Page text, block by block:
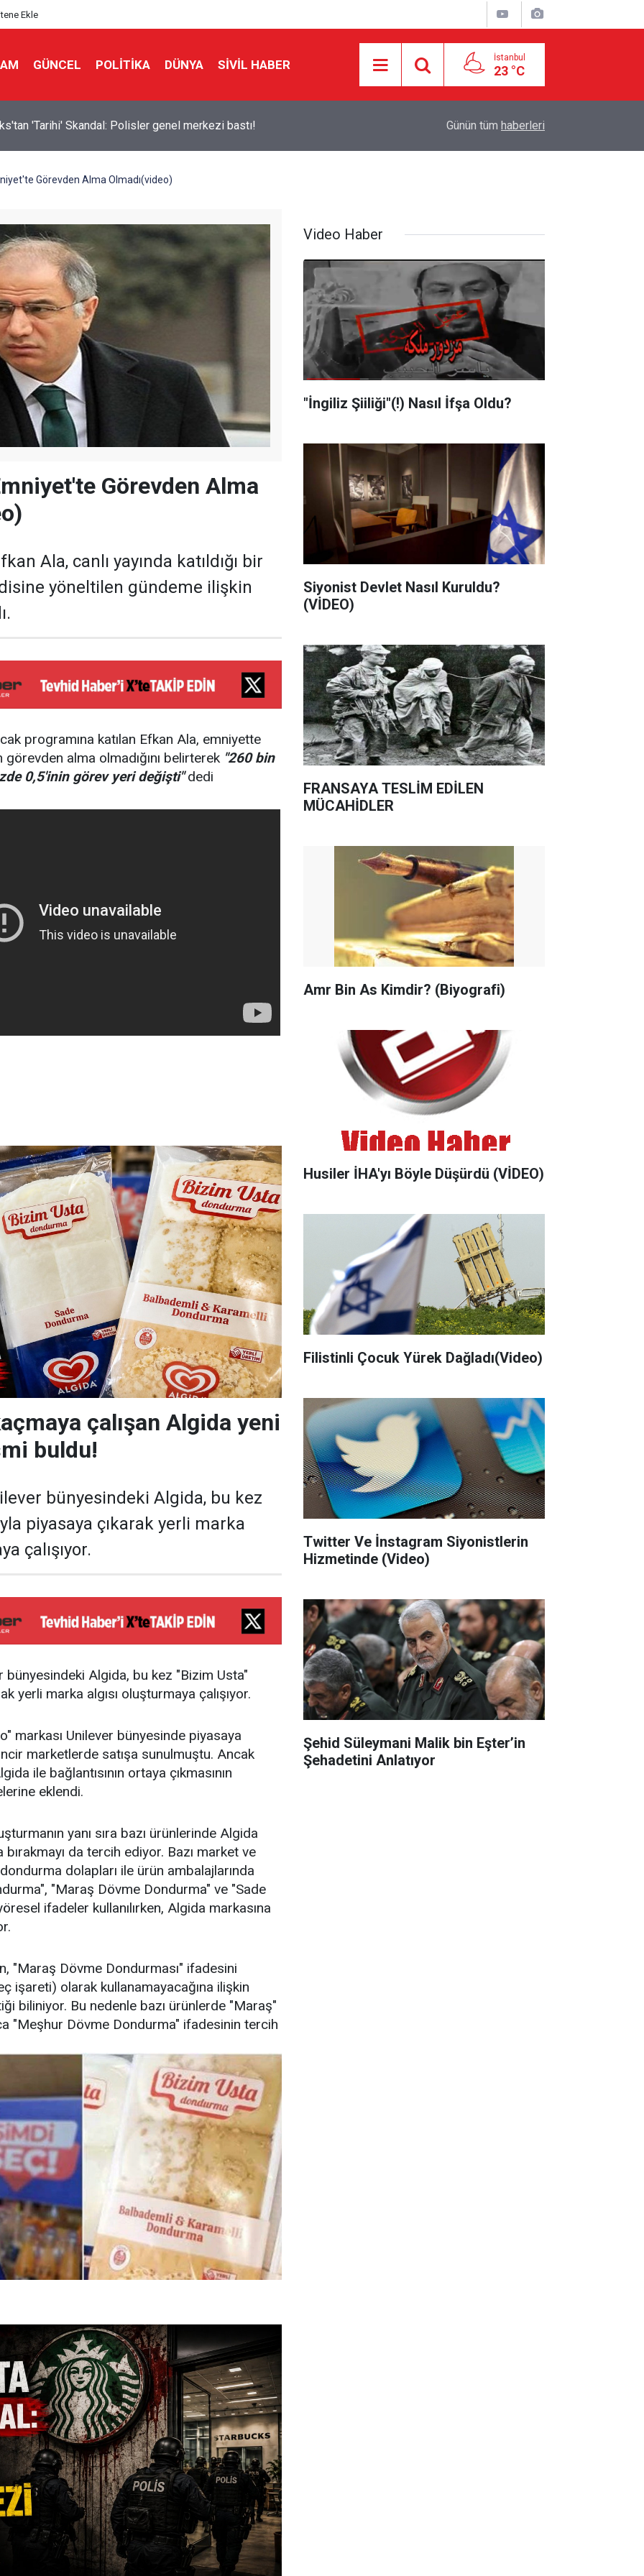
Ekle
GÜNCEL POLITIKA DÜNYA SIVIL HABER İstanbul
23 °C
'Tarihi' Skandal: Polisler genel merkezi bastı! İşgalci Yerleşimciler Filistinlilerin Evlerini Ateşe
Günün tüm haberleri
Görevden Alma Olmadı(video)
Görevden Alma
Ala, canlı yayında katıldığı bir
yöneltilen gündeme ilişkin
programına katılan Efkan Ala, emniyette
alma olmadığını belirterek "260 bin
0,5'inin görev yeri değişti"dedi
çalışan Algida yeni
buldu!
bünyesindeki Algida, bu kez
piyasaya çıkarak yerli marka
çalışıyor.
bünyesindeki Algida, bu kez "Bizim Usta"
yerli marka algısı oluşturmaya çalışıyor.
markası Unilever bünyesinde piyasaya
marketlerde satışa sunulmuştu. Ancak
ile bağlantısının ortaya çıkmasının
eklendi.
yanı sıra bazı ürünlerinde Algida
da tercih ediyor. Bazı market ve
dolapları ile ürün ambalajlarında
"Maraş Dövme Dondurma" ve "Sade
ifadeler kullanılırken, Algida markasına
"Maraş Dövme Dondurması" ifadesini
işareti) olarak kullanamayacağına ilişkin
biliniyor. Bu nedenle bazı ürünlerde "Maraş"
"Meşhur Dövme Dondurma" ifadesinin tercih
Video Haber
"İngiliz Şiiliği"(!) Nasıl İfşa Oldu?
Siyonist Devlet Nasıl Kuruldu?
(VİDEO)
FRANSAYA TESLİM EDİLEN
MÜCAHİDLER
Amr Bin As Kimdir? (Biyografi)
Husiler İHA'yı Böyle Düşürdü (VİDEO)
Filistinli Çocuk Yürek Dağladı(Video)
Twitter Ve İnstagram Siyonistlerin
Hizmetinde (Video)
Şehid Süleymani Malik bin Eşter’in
Şehadetini Anlatıyor